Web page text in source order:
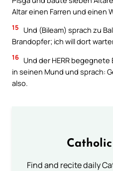
Altar einen Farren und einen
15
Und (Bileam) sprach zu
Brandopfer; ich will dort
16 Und der HERR
in seinen Mund und sprach:
also.
Find and recite daily